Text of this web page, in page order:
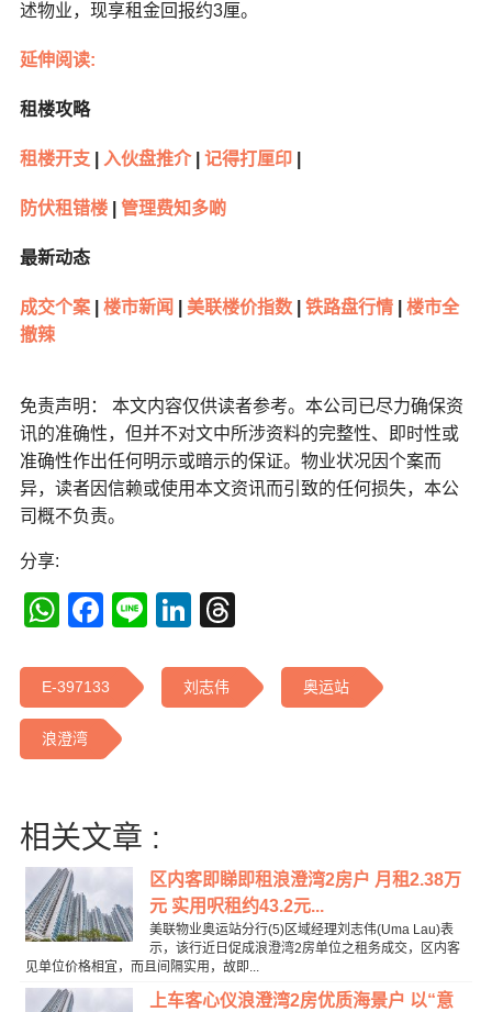
述物业，现享租金回报约3厘。
延伸阅读:
租楼攻略
租楼开支 入伙盘推介 记得打厘印
防伏租错楼 管理费知多啲
最新动态
成交个案| 楼市新闻 美联楼价指数| 铁路盘行情|
楼市全
撤辣
免责声明： 本文内容仅供读者参考。本公司已尽力确保资
讯的准确性，但并不对文中所涉资料的完整性、即时性或
准确性作出任何明示或暗示的保证。物业状况因个案而
异，读者因信赖或使用本文资讯而引致的任何损失，本公
司概不负责。
分享:
WhatsApp
Facebook
LineLinkedIn
E-397133 刘志伟 奥运站
浪澄湾
相关文章 :
区内客即睇即租浪澄湾2房户 月租2.38万
元 实用呎租约43.2元...
美联物业奥运站分行(5)区域经理刘志伟(Uma Lau)表
示，该行近日促成浪澄湾2房单位之租务成交，区内客
见单位价格相宜，而且间隔实用，故即...
上车客心仪浪澄湾2房优质海景户 以“意